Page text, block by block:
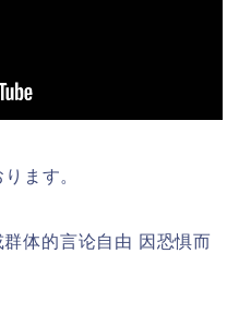
ます。
群体的言论自由 因恐惧而